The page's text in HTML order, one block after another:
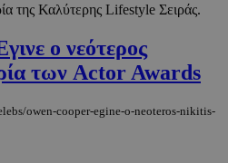
της Καλύτερης Lifestyle Σειράς.
ο νεότερος
των Actor Awards
owen-cooper-egine-o-neoteros-nikitis-